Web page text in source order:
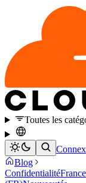
Toutes les
Blog
ConfidentialitéFrance